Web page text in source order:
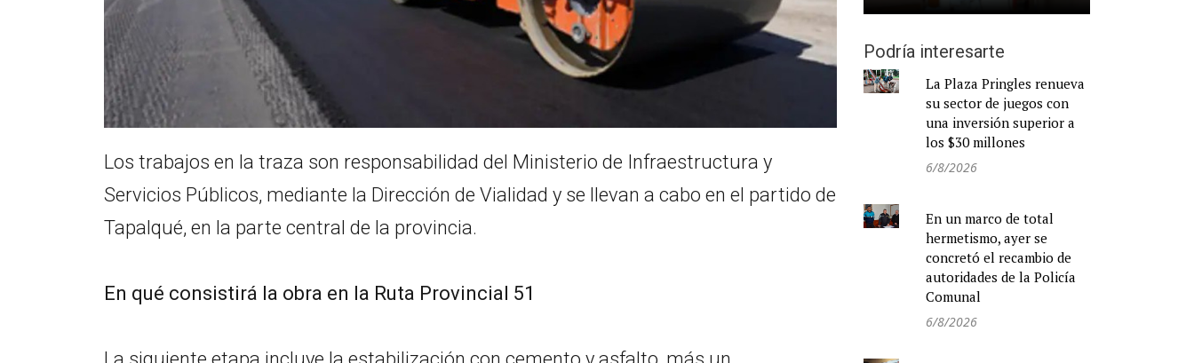
Los trabajos en la traza son responsabilidad del Ministerio de Infraestructura y
Servicios Públicos, mediante la Dirección de Vialidad y se llevan a cabo en el partido de
Tapalqué, en la parte central de la provincia.
En qué consistirá la obra en la Ruta Provincial 51
Podría interesarte
La Plaza Pringles renueva
su sector de juegos con
una inversión superior a
los $30 millones
6/8/2026
En un marco de total
hermetismo, ayer se
concretó el recambio de
autoridades de la Policía
Comunal
6/8/2026